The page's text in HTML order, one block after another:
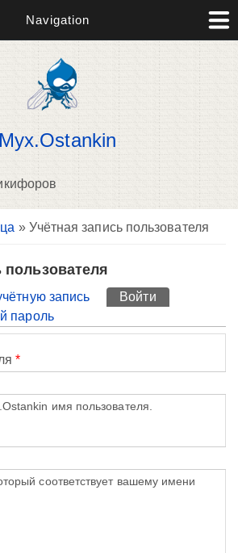
Navigation
Myx.Ostankin
» Учётная запись пользователя
пользователя
запись Войти
пароль
*
имя пользователя.
соответствует вашему имени